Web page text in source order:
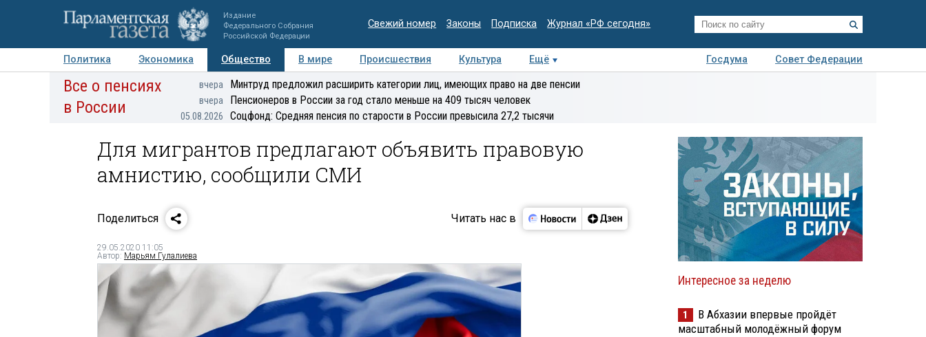
Издание
Федерального Собрания
Российской Федерации
Свежий номер Законы Подписка Журнал «РФ сегодня»
Политика Экономика Общество В мире Происшествия Культура Ещё Госдума
Совет Федерации
Авторы Персоны Мнения Регионы Медиацентр Интервью Колумнисты
Деловая
Все о пенсиях
в России
вчера Минтруд предложил расширить категории лиц, имеющих право на две пенсии
вчера Пенсионеров в России за год стало меньше на 409 тысяч человек
05.08.2026 Соцфонд: Средняя пенсия по старости в России превысила 27,2 тысячи
Для мигрантов предлагают объявить правовую
амнистию, сообщили СМИ
Поделиться Читать нас в
29.05.2020 11:05
Автор: Марьям Гулалиева
Интересное за неделю
1
В Абхазии впервые пройдёт
масштабный молодёжный форум